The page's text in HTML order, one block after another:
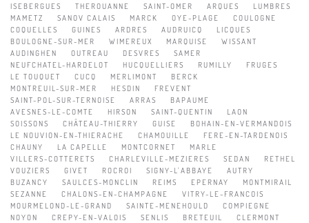
ISEBERGUES
THEROUANNE SAINT-OMER ARQUES
LUMBRES
MAMETZ
SANOV CALAIS MARCK OYE-PLAGE
COULOGNE
COQUELLES
GUINES ARDRES AUDRUICQ
LICQUES
BOULOGNE-SUR-MER
WIMEREUX MARQUISE
WISSANT
AUDINGHEN
OUTREAU DESVRES
SAMER
NEUFCHATEL-HARDELOT
HUCQUELLIERS RUMILLY
FRUGES
LE TOUQUET
CUCQ MERLIMONT
BERCK
MONTREUIL-SUR-MER
HESDIN
FREVENT
SAINT-POL-SUR-TERNOISE
ARRAS
BAPAUME
AVESNES-LE-COMTE
HIRSON SAINT-QUENTIN
LAON
SOISSONS
CHÂTEAU-THIERRY GUISE
BOHAIN-EN-VERMANDOIS
LE NOUVION-EN-THIERACHE
CHAMOUILLE
FERE-EN-TARDENOIS
CHAUNY
LA CAPELLE MONTCORNET
MARLE
VILLERS-COTTERETS
CHARLEVILLE-MEZIERES SEDAN
RETHEL
VOUZIERS
GIVET ROCROI SIGNY-L'ABBAYE
AUTRY
BUZANCY
SAULCES-MONCLIN REIMS EPERNAY
MONTMIRAIL
SEZANNE
CHALONS-EN-CHAMPAGNE
VITRY-LE-FRANCOIS
MOURMELOND-LE-GRAND
SAINTE-MENEHOULD
COMPIEGNE
NOYON
CREPY-EN-VALOIS SENLIS BRETEUIL
CLERMONT